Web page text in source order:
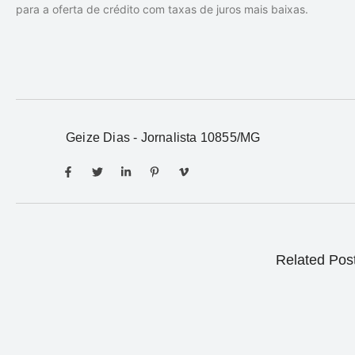
para a oferta de crédito com taxas de juros mais baixas.
Geize Dias - Jornalista 10855/MG
Related